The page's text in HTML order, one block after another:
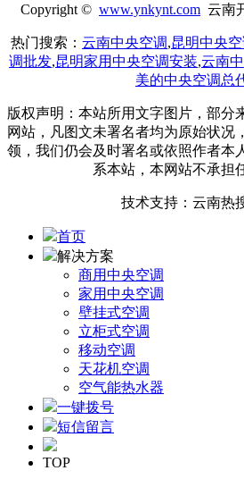
Copyright © www.ynkynt.com 云南
热门搜索： 云南中央空调,昆明中央
调批发,昆明家用中央空调安装,云南
美的中央空调总
版权声明：本站所用文字图片，部分
网站，凡图文未署名者均为原始状况
领，我们仍会及时署名或依照作者本
系本站，本网站不承担
技术支持：云南热
首页
解决方案
商用中央空调
家用中央空调
壁挂式空调
立柜式空调
移动空调
天花机空调
空气能热水器
一键拨号
短信留言
TOP